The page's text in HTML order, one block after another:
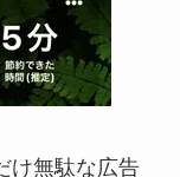
け無駄な広告